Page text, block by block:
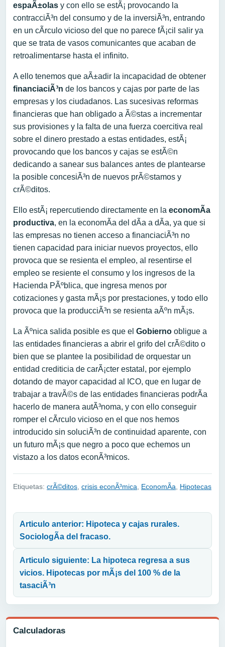
Calculadoras
espaÃ±olas y con ello se estÃ¡ provocando la
contracciÃ³n del consumo y de la inversiÃ³n, entrando
en un cÃ­rculo vicioso del que no parece fÃ¡cil salir ya
que se trata de vasos comunicantes que acaban de
retroalimentarse hasta el infinito.
A ello tenemos que aÃ±adir la incapacidad de obtener
financiaciÃ³n de los bancos y cajas por parte de las
empresas y los ciudadanos. Las sucesivas reformas
financieras que han obligado a Ã©stas a incrementar
sus provisiones y la falta de una fuerza coercitiva real
sobre el dinero prestado a estas entidades, estÃ¡
provocando que los bancos y cajas se estÃ©n
dedicando a sanear sus balances antes de plantearse
la posible concesiÃ³n de nuevos prÃ©stamos y
crÃ©ditos.
Ello estÃ¡ repercutiendo directamente en la economÃ­a
productiva, en la economÃ­a del dÃ­a a dÃ­a, ya que si
las empresas no tienen acceso a financiaciÃ³n no
tienen capacidad para iniciar nuevos proyectos, ello
provoca que se resienta el empleo, al resentirse el
empleo se resiente el consumo y los ingresos de la
Hacienda PÃºblica, que ingresa menos por
cotizaciones y gasta mÃ¡s por prestaciones, y todo ello
provoca que la producciÃ³n se resienta aÃºn mÃ¡s.
La Ãºnica salida posible es que el Gobierno obligue a
las entidades financieras a abrir el grifo del crÃ©dito o
bien que se plantee la posibilidad de orquestar un
entidad crediticia de carÃ¡cter estatal, por ejemplo
dotando de mayor capacidad al ICO, que en lugar de
trabajar a travÃ©s de las entidades financieras podrÃ­a
hacerlo de manera autÃ³noma, y con ello conseguir
romper el cÃ­rculo vicioso en el que nos hemos
introducido sin soluciÃ³n de continuidad aparente, con
un futuro mÃ¡s que negro a poco que echemos un
vistazo a los datos econÃ³micos.
Etiquetas: crÃ©ditos crisis econÃ³mica EconomÃ­a Hipotecas
Articulo anterior: Hipoteca y cajas rurales.
SociologÃ­a del fracaso.
Articulo siguiente: La hipoteca regresa a sus
vicios. Hipotecas por mÃ¡s del 100 % de la
tasaciÃ³n